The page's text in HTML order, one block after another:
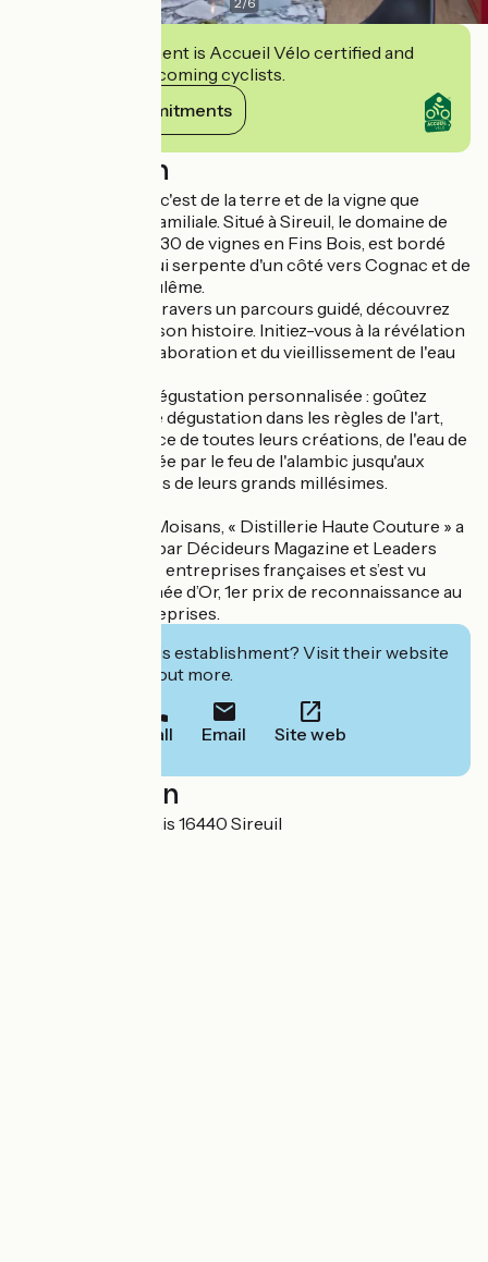
This establishment is Accueil Vélo certified and
commits to welcoming cyclists.
View its commitments
Description
L'esprit des lieux : c'est de la terre et de la vigne que
débute l'histoire familiale. Situé à Sireuil, le domaine de
60 hectares dont 30 de vignes en Fins Bois, est bordé
par la Charente qui serpente d'un côté vers Cognac et de
l'autre vers Angoulême.
La découverte : à travers un parcours guidé, découvrez
l'esprit de famille, son histoire. Initiez-vous à la révélation
des secrets de l'élaboration et du vieillissement de l'eau
L'émotion d'une dégustation personnalisée : goûtez
l'expérience d'une dégustation dans les règles de l'art,
faites connaissance de toutes leurs créations, de l'eau de
vie encore marquée par le feu de l'alambic jusqu'aux
fragrances boisées de leurs grands millésimes.
La Distillerie des Moisans, « Distillerie Haute Couture » a
été sélectionnée par Décideurs Magazine et Leaders
League parmi 500 entreprises françaises et s’est vu
décerner le Trophée d’Or, 1er prix de reconnaissance au
Sommet des Entreprises.
Interested in this establishment? Visit their website
to book or find out more.
Call Email Site web
Localisation
9 impasse des chais 16440 Sireuil